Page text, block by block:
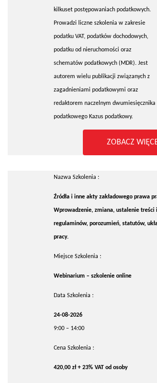
kilkuset postępowaniach podatkowych.
Prowadzi liczne szkolenia w zakresie
podatku VAT, podatków dochodowych,
podatku od nieruchomości oraz
schematów podatkowych (MDR). Jest
autorem wielu publikacji związanych z
zagadnieniami podatkowymi oraz
redaktorem naczelnym dwumiesięcznika
podatkowego Kazus podatkowy.
ZOBACZ
Nazwa Szkolenia :
Źródła i inne akty zakładowego prawa
Wprowadzenie, zmiana, ustalenie treści
regulaminów, porozumień, statutów,
pracy.
Miejsce Szkolenia :
Webinarium – szkolenie online
Data Szkolenia :
24-08-2026
9:00 – 14:00
Cena Szkolenia :
420,00 zł + 23% VAT od osoby